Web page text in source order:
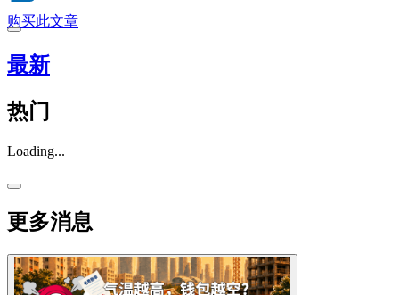
购买此文章
最新
热门
Loading...
更多消息